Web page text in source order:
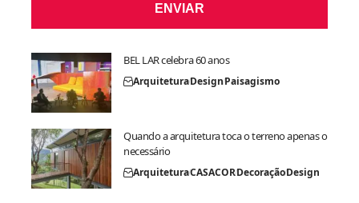
ENVIAR
BEL LAR celebra 60 anos
ArquiteturaDesignPaisagismo
Quando a arquitetura toca o terreno apenas o
necessário
ArquiteturaCASACORDecoraçãoDesign